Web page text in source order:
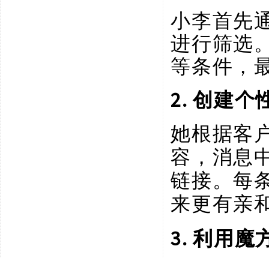
小李首先
进行筛选
等条件，
2. 创建个
她根据客
容，消息
链接。每
来更有亲
3. 利用魔